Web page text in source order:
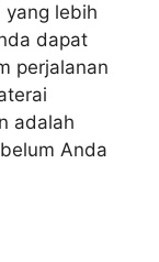
yang lebih
dapat
perjalanan
adalah
Anda